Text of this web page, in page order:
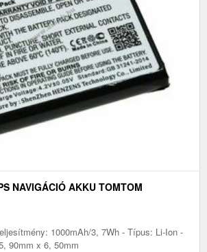
NAVIGÁCIÓ AKKU TOMTOM
1000mAh/3, 7Wh - Típus: Li-Ion -
90mm x 6, 50mm